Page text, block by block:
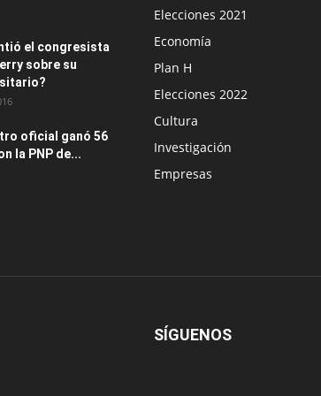
el congresista
sobre su
oficial ganó 56
la PNP de...
Elecciones 2021
Economía
Plan H
Elecciones 2022
Cultura
Investigación
Empresas
SÍGUENOS